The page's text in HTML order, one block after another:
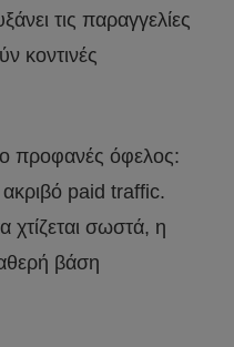
τις παραγγελίες
κοντινές
προφανές όφελος:
ακριβό paid traffic.
χτίζεται σωστά, η
βάση